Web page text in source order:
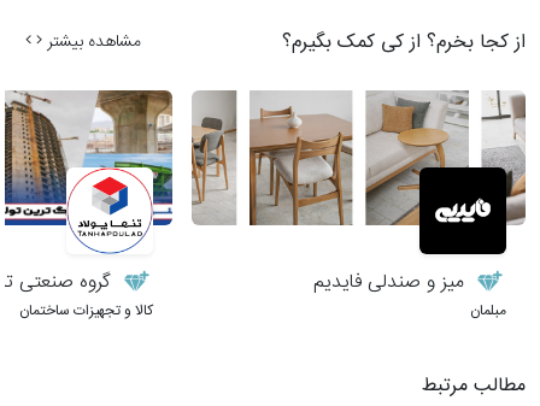
از کجا بخرم؟ از کی کمک بگیرم؟ مشاهده بیشتر
میز و صندلی فایدیم
مبلمان
گروه صنعتی
کالا و تجهیزات ساختمان
مطالب مرتبط